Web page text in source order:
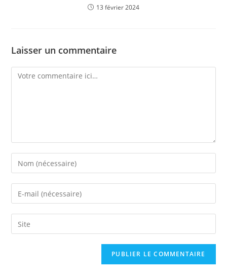
13 février 2024
Laisser un commentaire
Comment
Enter
your
name
comment
Enter
your
email
address
Saisir
l’URL